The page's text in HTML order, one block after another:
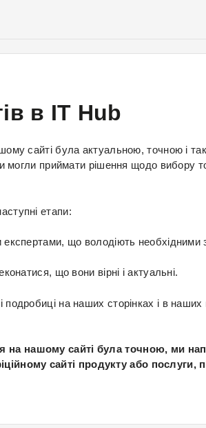
вмісту
в IT Hub
сайті була актуальною, точною і
могли приймати рішення щодо вибору
етапи:
що володіють необхідними
що вони вірні і актуальні.
на наших сторінках і в наших
на нашому сайті була точною, ми
сайті продукту або послуги,